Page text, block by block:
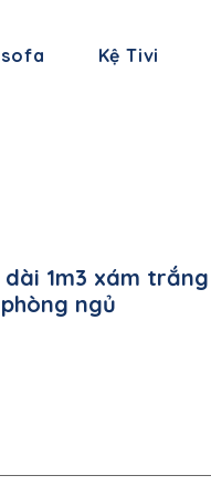
Kệ Tivi
1m3 xám trắng
ngủ